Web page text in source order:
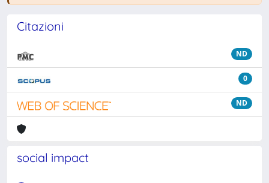
Citazioni
ND
0
ND
social impact